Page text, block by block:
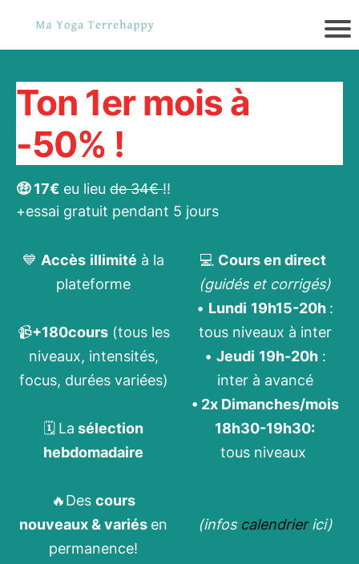
Ton 1er mois à
-50% !
🤑 17€ eu lieu de 34€!!
+essai gratuit pendant 5 jours
💙 Accès illimité à la
plateforme
📹+180cours(tous les
niveaux, intensités,
focus, durées variées)
🗓 La sélection
hebdomadaire
🔥Descours
nouveaux & variés en
permanence!
💻 Cours en direct
(guidés et corrigés)
• Lundi 19h15-20h :
tous niveaux à inter
• Jeudi 19h-20h:
inter à avancé
• 2x Dimanches/mois
18h30-19h30:
tous niveaux
(infos calendrierici)